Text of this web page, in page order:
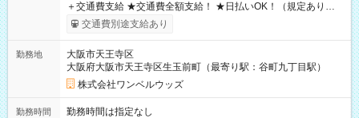
＋交通費支給 ★交通費全額支給！ ★日払いOK！（規定あり） ┗
働いたその日に現金GET♪ お仕事後はコンビニATMから 日払
交通費別途支給あり
勤務地
大阪市天王寺区
大阪府大阪市天王寺区生玉前町（最寄り駅：谷町九丁目駅）
株式会社ワンベルウッズ
勤務時間
勤務時間は指定なし